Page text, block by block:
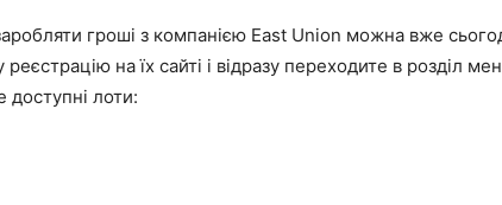
гроші з компанією East Union можна вже
реєстрацію на їх сайті і відразу переходите в розділ
доступні лоти: